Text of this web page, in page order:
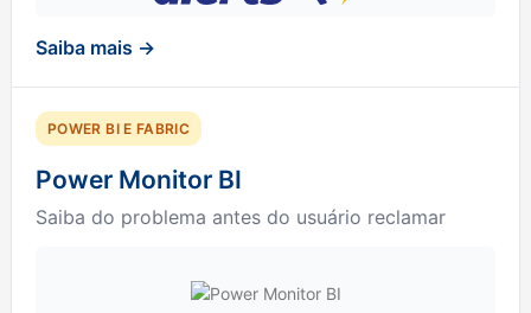
Saiba mais →
POWER BI E FABRIC
Power Monitor BI
Saiba do problema antes do usuário reclamar